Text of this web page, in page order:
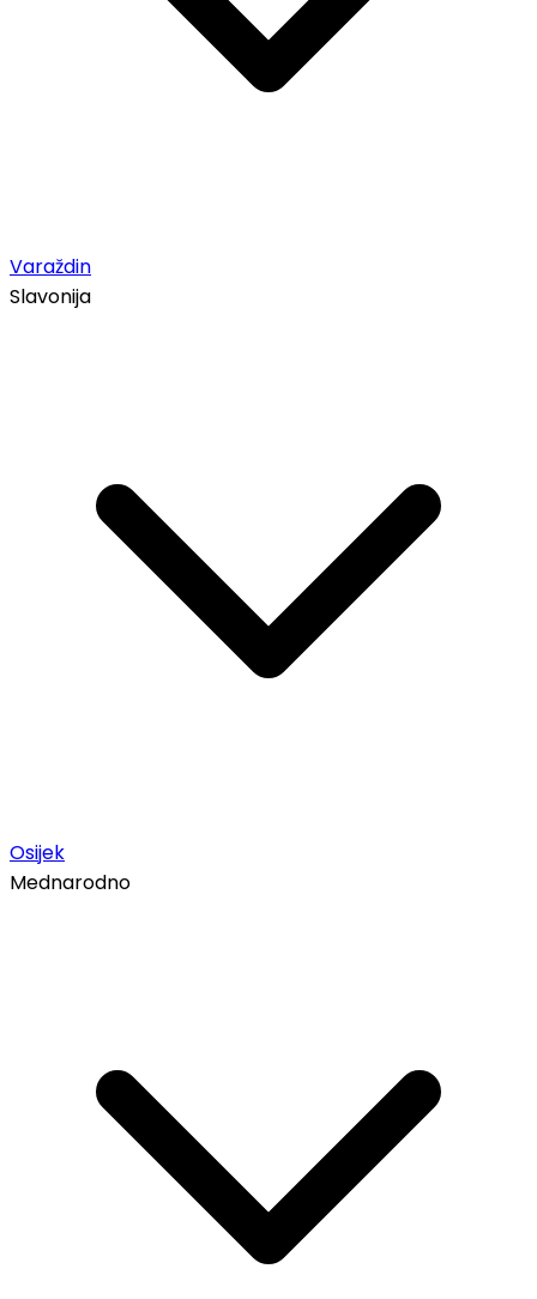
Varaždin
Slavonija
Osijek
Mednarodno